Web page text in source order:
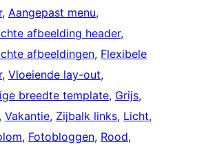
, Aangepast menu
afbeelding header
afbeeldingen, Flexibele
, Vloeiende lay-out
breedte template, Grijs
, Vakantie, Zijbalk links, Licht
, Fotobloggen, Rood